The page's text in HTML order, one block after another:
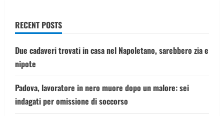
anni
RECENT POSTS
Due cadaveri trovati in casa nel Napoletano, sarebbero zia e
nipote
Padova, lavoratore in nero muore dopo un malore: sei
indagati per omissione di soccorso